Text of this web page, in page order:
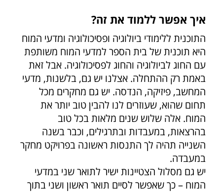
איך אפשר ללמוד את זה?
התוכנית ללימודי ביולוגיה ופסיכולוגיה ומדעי המוח
היא תוכנית של בית הספר למדעי המוח משותפת
עם החוג לביולוגיה והחוג לפסיכולוגיה. אבל זאת
באמת רק ההתחלה. אצלנו יש גם, בלשנות, מדעי
המחשב, פיזיקה, הנדסה. יש גם מחקרים מכל
תחום שהוא, שעוזרים לנו להבין טוב יותר את
המוח. אלה שלוש שנים מלאות בכל טוב
בהרצאות, במעבדות ובתרגילים, וכבר בשנה
השנייה תהיה לך התנסות ראשונה בפרויקט מחקר
במעבדה.
יש גם מסלול הצטיינות ישיר לתואר שני במדעי
המוח – כך שאפשר לסיים תואר ראשון ושני בתוך